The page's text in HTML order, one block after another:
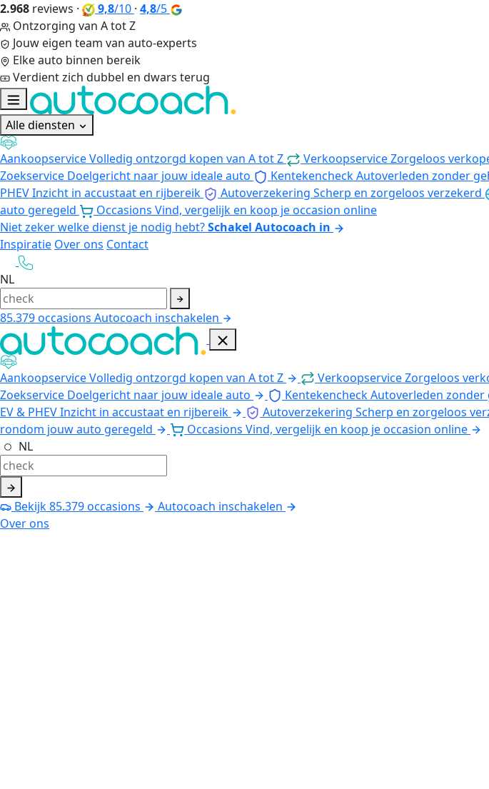
2.968 reviews · 9,8/10 · 4,8/5
Ontzorging van A tot Z
Jouw eigen team van auto-experts
Elke auto binnen bereik
Verdient zich dubbel en dwars terug
Alle diensten
AankoopserviceVolledig ontzorgd kopen van A tot Z VerkoopserviceZorgeloos
Zoekservice Doelgericht naar jouw ideale auto KentekencheckAutoverleden zonder
PHEVInzicht in accustaat en rijbereik Autoverzekering Scherp en zorgeloos verzekerd
auto geregeld
Occasions Vind, vergelijk en koop je occasion online
Niet zeker welke dienst je nodig hebt?Schakel Autocoach in
Inspiratie Over ons Contact
NL
85.379occasions Autocoach inschakelen
AankoopserviceVolledig ontzorgd kopen van A tot Z VerkoopserviceZorgeloos
Zoekservice Doelgericht naar jouw ideale auto KentekencheckAutoverleden zonder
EV & PHEVInzicht in accustaat en rijbereik Autoverzekering Scherp en zorgeloos
rondom jouw auto geregeld
Occasions Vind, vergelijk en koop je occasion online
NL
Bekijk85.379occasions
Autocoach inschakelen
Over ons